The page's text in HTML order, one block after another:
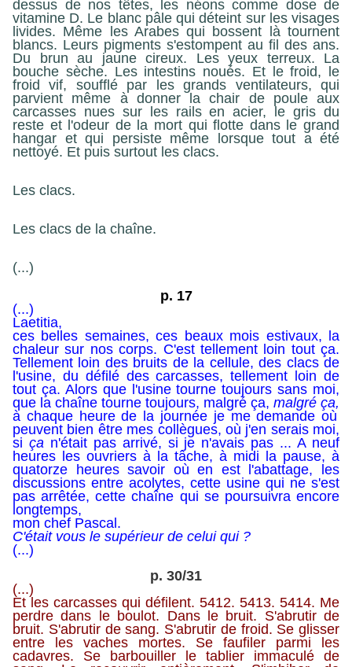
dessus de nos têtes, les néons comme dose de
vitamine D. Le blanc pâle qui déteint sur les visages
livides. Même les Arabes qui bossent là tournent
blancs. Leurs pigments s'estompent au fil des ans.
Du brun au jaune cireux. Les yeux terreux. La
bouche sèche. Les intestins noués. Et le froid, le
froid vif, soufflé par les grands ventilateurs, qui
parvient même à donner la chair de poule aux
carcasses nues sur les rails en acier, le gris du
reste et l'odeur de la mort qui flotte dans le grand
hangar et qui persiste même lorsque tout a été
nettoyé. Et puis surtout les clacs.
Les clacs.
Les clacs de la chaîne.
(...)
p. 17
(...)
Laetitia,
ces belles semaines, ces beaux mois estivaux, la
chaleur sur nos corps. C'est tellement loin tout ça.
Tellement loin des bruits de la cellule, des clacs de
l'usine, du défilé des carcasses, tellement loin de
tout ça. Alors que l'usine tourne toujours sans moi,
que la chaîne tourne toujours, malgré ça, malgré ça,
à chaque heure de la journée je me demande où
peuvent bien être mes collègues, où j'en serais moi,
si çan'était pas arrivé, si je n'avais pas ... A neuf
heures les ouvriers à la tâche, à midi la pause, à
quatorze heures savoir où en est l'abattage, les
discussions entre acolytes, cette usine qui ne s'est
pas arrêtée, cette chaîne qui se poursuivra encore
longtemps,
mon chef Pascal.
C'était vous le supérieur de celui qui ?
(...)
p. 30/31
(...)
Et les carcasses qui défilent. 5412. 5413. 5414. Me
perdre dans le boulot. Dans le bruit. S'abrutir de
bruit. S'abrutir de sang. S'abrutir de froid. Se glisser
entre les vaches mortes. Se faufiler parmi les
cadavres. Se barbouiller le tablier immaculé de